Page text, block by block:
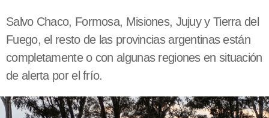
Salvo Chaco, Formosa, Misiones, Jujuy y Tierra del
Fuego, el resto de las provincias argentinas están
completamente o con algunas regiones en situación
de alerta por el frío.